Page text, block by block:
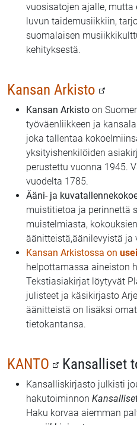
vuosisatojen ajalle, mutta
luvun taidemusiikkiin,
suomalaisen
kehityksestä.
Kansan Arkisto
Kansan Arkisto on
työväenliikkeen ja
joka tallentaa
yksityishenkilöiden
perustettu vuonna 1945.
vuodelta 1785.
Ääni- ja
muistitietoa ja perinnettä
muistelmiasta,
äänitteistä,äänilevyistä ja
Kansan Arkistossa on
helpottamassa aineiston
Tekstiasiakirjat löytyvät
julisteet ja käsikirjasto
äänitteistä on lisäksi
tietokantansa.
KANTO Kansalliset
Kansalliskirjasto julkisti
hakutoiminnon
Haku korvaa aiemman